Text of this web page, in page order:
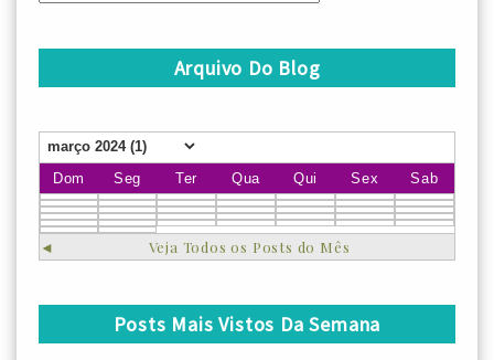
Arquivo Do Blog
Dom Seg Ter Qua Qui Sex Sab
◄ Veja Todos os Posts do Mês
Posts Mais Vistos Da Semana